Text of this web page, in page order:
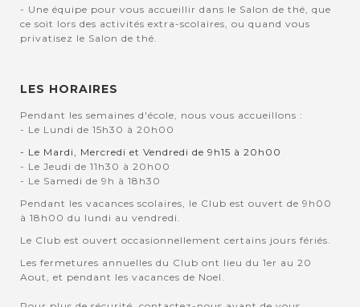
- Une équipe pour vous accueillir dans le Salon de thé, que
ce soit lors des activités extra-scolaires, ou quand vous
privatisez le Salon de thé.
LES HORAIRES
Pendant les semaines d'école, nous vous accueillons :
- Le Lundi de 15h30 à 20h00
- Le Mardi, Mercredi et Vendredi de 9h15 à 20h00
- Le Jeudi de 11h30 à 20h00
- Le Samedi de 9h à 18h30
Pendant les vacances scolaires, le Club est ouvert de 9h00
à 18h00 du lundi au vendredi.
Le Club est ouvert occasionnellement certains jours fériés.
Les fermetures annuelles du Club ont lieu du 1er au 20
Aout, et pendant les vacances de Noel.